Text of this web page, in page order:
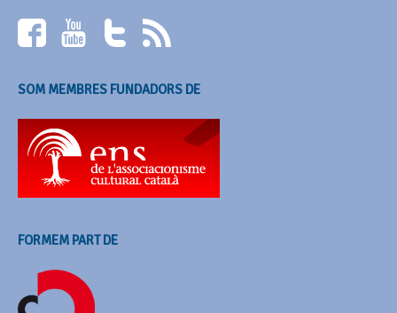
SOM MEMBRES FUNDADORS DE
FORMEM PART DE